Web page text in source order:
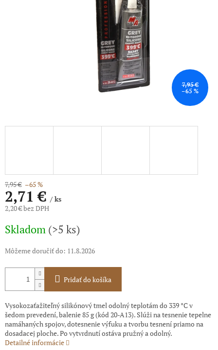
7,95 €
–65 %
7,95 € –65 %
2,71 €/ ks
2,20 € bez DPH
cena:
Skladom (>5 ks)
Môžeme doručiť do: 11.8.2026
Pridať do košíka
Vysokozaťažiteľný silikónový tmel odolný teplotám do 339 °C v
šedom prevedení, balenie 85 g (kód 20-A13). Slúži na tesnenie tepelne
namáhaných spojov, dotesnenie výfuku a tvorbu tesnení priamo na
dosadacej ploche. Po vytvrdnutí ostáva pružný a odolný.
Detailné informácie